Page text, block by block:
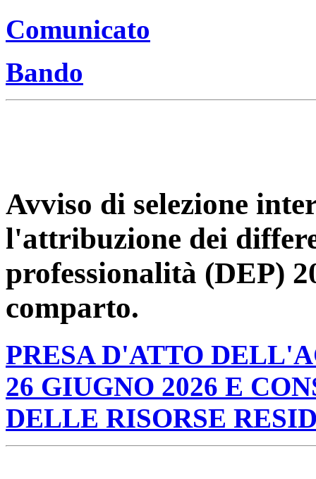
Comunicato
Bando
Avviso di selezione
l'attribuzione dei
professionalità (DEP)
comparto.
PRESA D'ATTO
26 GIUGNO 2026 E
DELLE RISORSE